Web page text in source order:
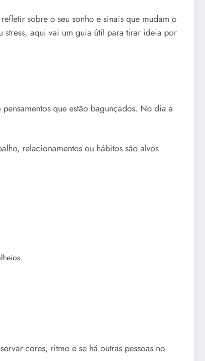
sobre o seu sonho e sinais que mudam o
stress, aqui vai um guia útil para tirar ideia por
que estão bagunçados. No dia a
relacionamentos ou hábitos são alvos
cores, ritmo e se há outras pessoas no